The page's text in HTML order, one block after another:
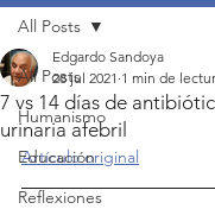
All Posts
Humanismo
Educación
Reflexiones
All Posts
7 vs 14 días de
urinaria afebril
Edgardo Sandoya
28 jul 2021 1 min de
Artículo original